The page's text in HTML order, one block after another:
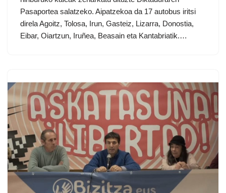
Pasaportea salatzeko. Aipatzekoa da 17 autobus iritsi
direla Agoitz, Tolosa, Irun, Gasteiz, Lizarra, Donostia,
Eibar, Oiartzun, Iruñea, Beasain eta Kantabriatik.…